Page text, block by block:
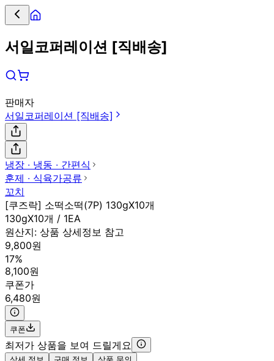
서일코퍼레이션 [직배송]
판매자
서일코퍼레이션 [직배송]
냉장 ∙ 냉동 ∙ 간편식
훈제 ∙ 식육가공류
꼬치
[쿠즈락] 소떡소떡(7P) 130gX10개
130gX10개 / 1EA
원산지: 상품 상세정보 참고
9,800원
17%
8,100원
쿠폰가
6,480원
쿠폰
최저가 상품을 보여 드릴게요